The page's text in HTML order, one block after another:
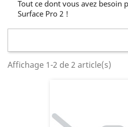
Tout ce dont vous avez besoin
Surface Pro 2 !
Affichage 1-2 de 2 article(s)